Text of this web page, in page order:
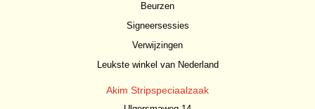
Beurzen
Signeersessies
Verwijzingen
Leukste winkel van Nederland
Akim Stripspeciaalzaak